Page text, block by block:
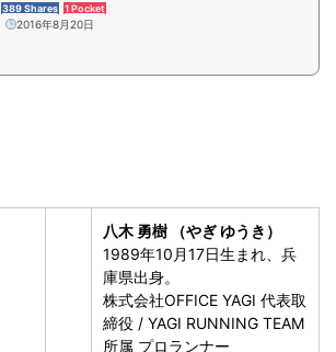
た瞬間」をふり返る
389 Shares 1 Pocket
2016年8月20日
八木 勇樹 （やぎ ゆうき）
1989年10月17日生まれ、兵
庫県出身。
株式会社OFFICE YAGI 代表取
締役 / YAGI RUNNING TEAM
所属 プロランナー